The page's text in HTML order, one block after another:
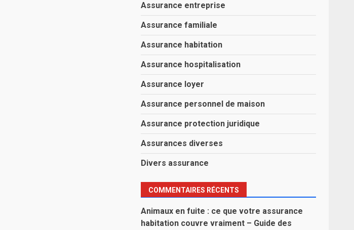
Assurance entreprise
Assurance familiale
Assurance habitation
Assurance hospitalisation
Assurance loyer
Assurance personnel de maison
Assurance protection juridique
Assurances diverses
Divers assurance
COMMENTAIRES RÉCENTS
Animaux en fuite : ce que votre assurance
habitation couvre vraiment – Guide des